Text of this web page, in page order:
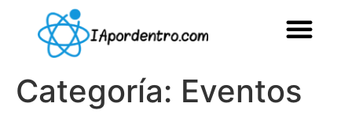
Categoría: Eventos